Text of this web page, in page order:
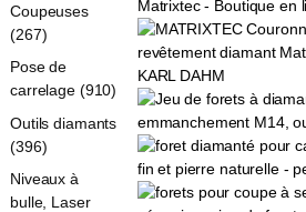
Coupeuses
(267)
Pose de
carrelage (910)
Outils diamants
(396)
Niveaux à
bulle, Laser